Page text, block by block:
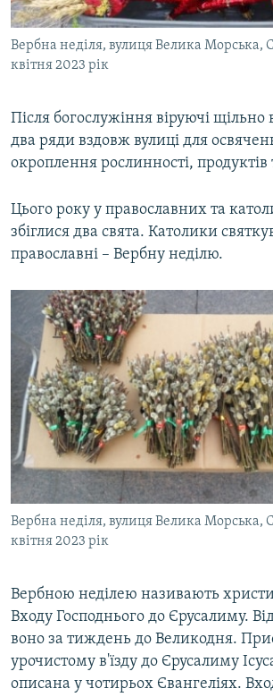
Вербна неділя, вулиця Велика Морська,
квітня 2023 рік
Після богослужіння віруючі
два ряди вздовж вулиці для
окроплення рослинності, продуктів
Цього року у православних та
збіглися два свята. Католики
православні – Вербну неділю.
Вербна неділя, вулиця Велика Морська,
квітня 2023 рік
Вербною неділею називають
Входу Господнього до Єрусалиму.
воно за тиждень до Великодня.
урочистому в'їзду до Єрусалиму
описана у чотирьох Євангеліях.